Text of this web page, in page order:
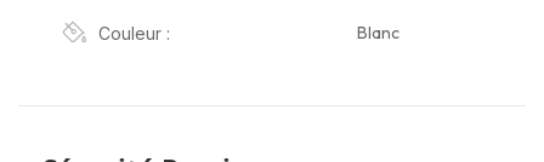
Couleur : Blanc